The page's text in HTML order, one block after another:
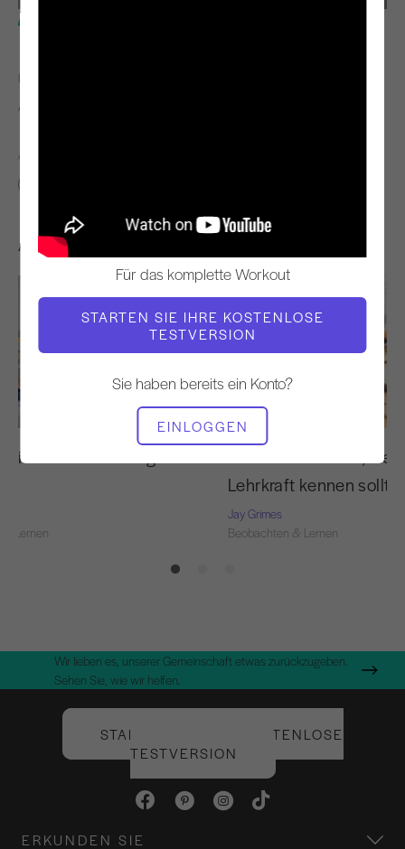
Für das komplette Workout
STARTEN SIE IHRE KOSTENLOSE
TESTVERSION
Sie haben bereits ein Konto?
EINLOGGEN
LEHRER
Alisa Wyatt
ÄHNLICHE KLASSEN FINDEN FÜR
Andere Workouts, die Ihnen gefallen könnten
15:54
sie Joe Pilates gelehrt
Lernen
8 Hands On Cues, die
Lehrkraft kennen sollte
Jay Grimes
Beobachten & Lernen
Wir lieben es, unserer Gemeinschaft etwas zurückzugeben.
Sehen Sie, wie wir helfen.
STARTEN SIE IHRE KOSTENLOSE
TESTVERSION
ERKUNDEN SIE